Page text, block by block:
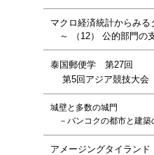
マクロ経済統計からみる
～ （12） 公的部門の
泰国郵便学 第27回
第5回アジア競技大会
城壁と多数の城門
－バンコクの都市と建
アメージングタイラン